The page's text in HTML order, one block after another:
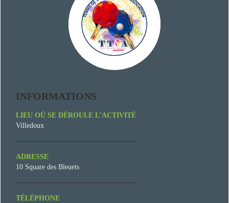
INFORMATIONS
LIEU OÙ SE DÉROULE L’ACTIVITÉ
Villedoux
ADRESSE
10 Square des Bleuets
TÉLÉPHONE